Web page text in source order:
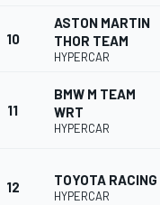
10
ASTON MARTIN
THOR TEAM
HYPERCAR
11
BMW M TEAM
WRT
HYPERCAR
12 TOYOTA RACING
HYPERCAR